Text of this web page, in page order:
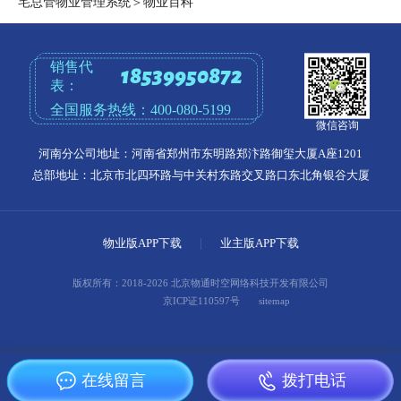
销售代
表：
18539950872
全国服务热线：400-080-5199
微信咨询
河南分公司地址：河南省郑州市东明路郑汴路御玺大厦A座1201
总部地址：北京市北四环路与中关村东路交叉路口东北角银谷大厦
物业版APP下载 业主版APP下载
版权所有：2018-2026 北京物通时空网络科技开发有限公司
京ICP证110597号 sitemap
在线留言 拨打电话